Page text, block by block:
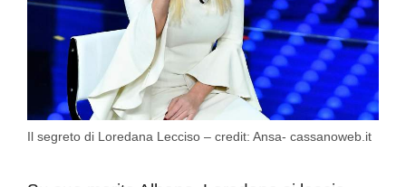
Il segreto di Loredana Lecciso – credit: Ansa- cassanoweb.it